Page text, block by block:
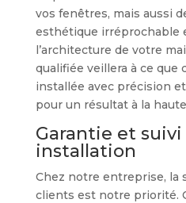
vos fenêtres, mais aussi
esthétique irréprochable
l’architecture de votre
qualifiée veillera à ce que
installée avec précision
pour un résultat à la
Garantie et suivi
installation
Chez notre entreprise, la
clients est notre priorité.